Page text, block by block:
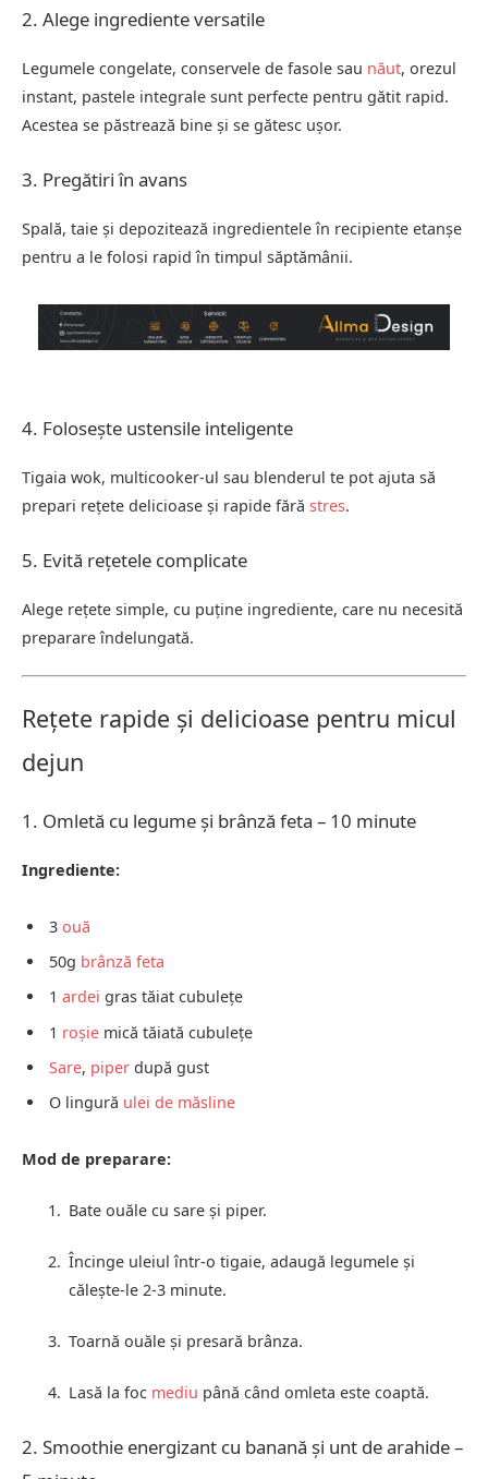
2. Alege ingrediente versatile
Legumele congelate, conservele de fasole sau năut, orezul
instant, pastele integrale sunt perfecte pentru gătit rapid.
Acestea se păstrează bine și se gătesc ușor.
3. Pregătiri în avans
Spală, taie și depozitează ingredientele în recipiente etanșe
pentru a le folosi rapid în timpul săptămânii.
4. Folosește ustensile inteligente
Tigaia wok, multicooker-ul sau blenderul te pot ajuta să
prepari rețete delicioase și rapide fără stres.
5. Evită rețetele complicate
Alege rețete simple, cu puține ingrediente, care nu necesită
preparare îndelungată.
Rețete rapide și delicioase pentru micul
dejun
1. Omletă cu legume și brânză feta – 10 minute
Ingrediente:
3 ouă
50g brânză feta
1 ardei gras tăiat cubulețe
1 roșie mică tăiată cubulețe
Sare, piper după gust
O lingură ulei de măsline
Mod de preparare:
Bate ouăle cu sare și piper.
Încinge uleiul într-o tigaie, adaugă legumele și
călește-le 2-3 minute.
Toarnă ouăle și presară brânza.
Lasă la foc mediu până când omleta este coaptă.
2. Smoothie energizant cu banană și unt de arahide –